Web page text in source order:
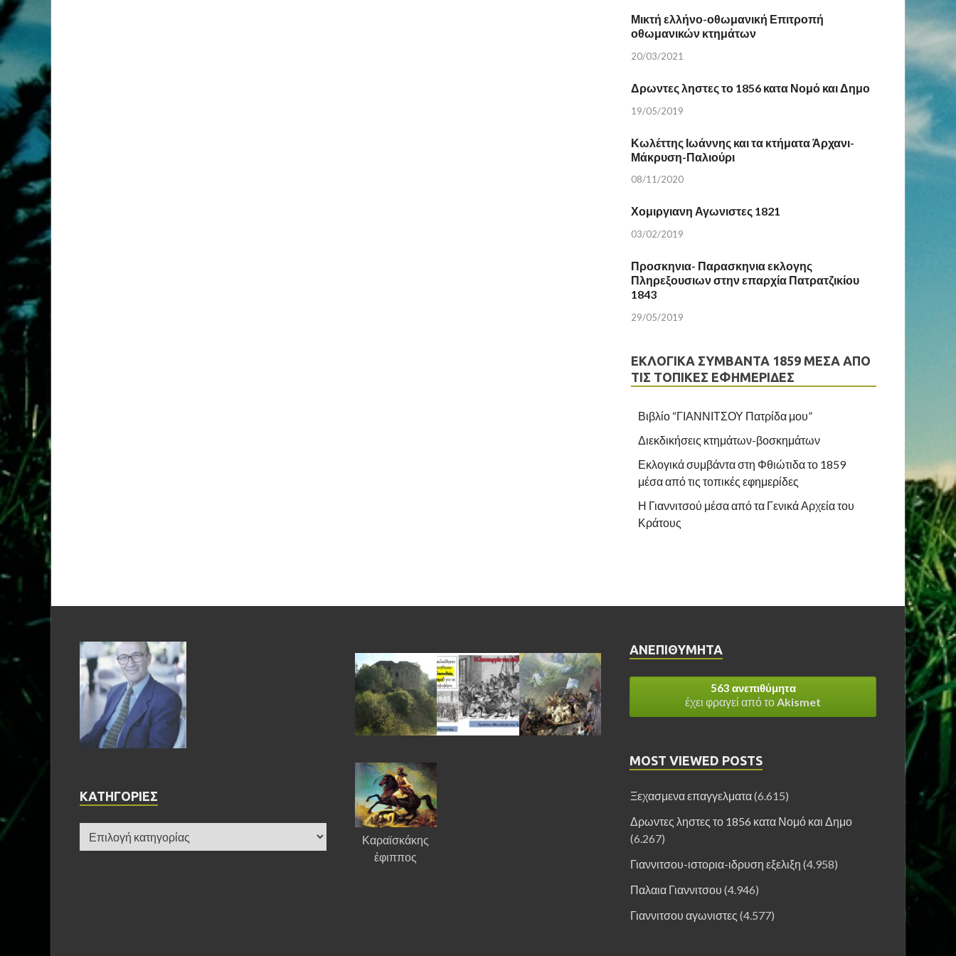
Μικτή ελλήνο-οθωμανική Επιτροπή
οθωμανικών κτημάτων
20/03/2021
Δρωντες ληστες το 1856 κατα Νομό και Δημο
19/05/2019
Κωλέττης Ιωάννης και τα κτήματα Άρχανι-
Μάκρυση-Παλιούρι
08/11/2020
Χομιργιανη Αγωνιστες 1821
03/02/2019
Προσκηνια- Παρασκηνια εκλογης
Πληρεξουσιων στην επαρχία Πατρατζικίου
1843
29/05/2019
ΕΚΛΟΓΙΚΆ ΣΥΜΒΆΝΤΑ 1859 ΜΈΣΑ ΑΠΌ
ΤΙΣ ΤΟΠΙΚΈΣ ΕΦΗΜΕΡΊΔΕΣ
Βιβλίο “ΓΙΑΝΝΙΤΣΟΥ Πατρίδα μου”
Διεκδικήσεις κτημάτων-βοσκημάτων
Εκλογικά συμβάντα στη Φθιώτιδα το 1859
μέσα από τις τοπικές εφημερίδες
Η Γιαννιτσού μέσα από τα Γενικά Αρχεία του
Κράτους
KΑΤΗΓΟΡΊΕΣ
Καραϊσκάκης
έφιππος
ΑΝΕΠΙΘΎΜΗΤΑ
563 ανεπιθύμητα
έχει φραγεί από τοAkismet
MOST VIEWED POSTS
Ξεχασμενα επαγγελματα(6.615)
Δρωντες ληστες το 1856 κατα Νομό και Δημο
(6.267)
Γιαννιτσου-ιστορια-ιδρυση εξελιξη (4.958)
Παλαια Γιαννιτσου (4.946)
Γιαννιτσου αγωνιστες (4.577)